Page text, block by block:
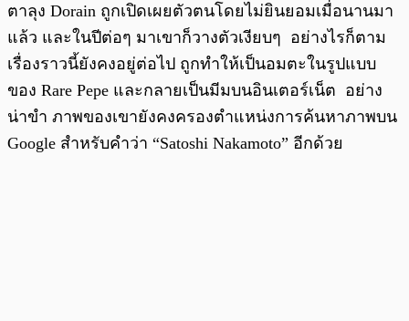
ตาลุง Dorain ถูกเปิดเผยตัวตนโดยไม่ยินยอมเมื่อนานมา
แล้ว และในปีต่อๆ มาเขาก็วางตัวเงียบๆ อย่างไรก็ตาม
เรื่องราวนี้ยังคงอยู่ต่อไป ถูกทำให้เป็นอมตะในรูปแบบ
ของ Rare Pepe และกลายเป็นมีมบนอินเตอร์เน็ต อย่าง
น่าขำ ภาพของเขายังคงครองตำแหน่งการค้นหาภาพบน
Google สำหรับคำว่า “Satoshi Nakamoto” อีกด้วย